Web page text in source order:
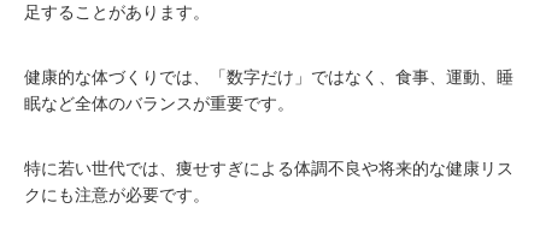
足することがあります。
健康的な体づくりでは、「数字だけ」ではなく、食事、運動、睡
眠など全体のバランスが重要です。
特に若い世代では、痩せすぎによる体調不良や将来的な健康リス
クにも注意が必要です。